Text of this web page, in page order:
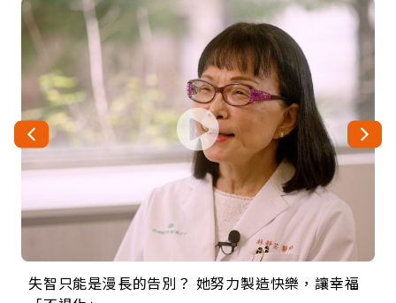
失智只能是漫長的告別？ 她努力製造快樂，讓幸福
來自剛果的巧克力神父 為台灣奉獻36年 「台灣是我
63歲卸矽谷副總、搬回台灣找快樂！「蛋黃哥小
104歲打破金氏世界紀錄 成為全球最年長羽球選
事業巔峰他選擇追夢…黑手阿伯拉小提琴還登上小